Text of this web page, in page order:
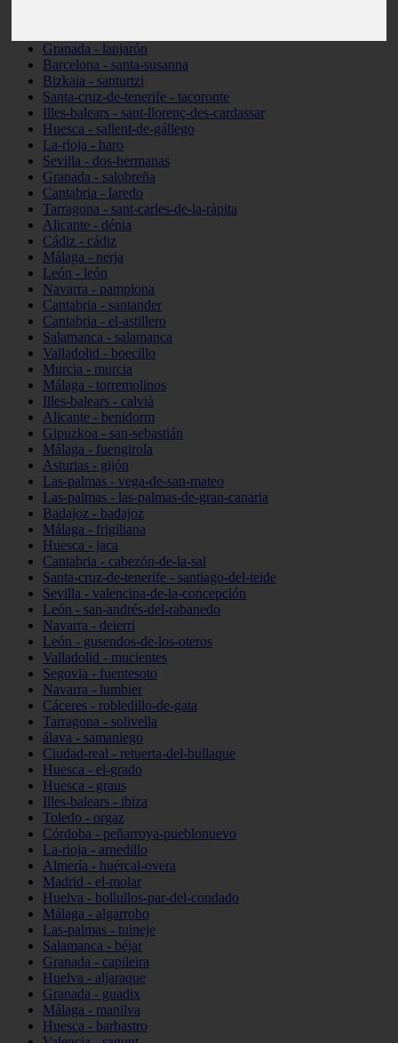
Granada - lanjarón
Barcelona - santa-susanna
Bizkaia - santurtzi
Santa-cruz-de-tenerife - tacoronte
Illes-balears - sant-llorenç-des-cardassar
Huesca - sallent-de-gállego
La-rioja - haro
Sevilla - dos-hermanas
Granada - salobreña
Cantabria - laredo
Tarragona - sant-carles-de-la-ràpita
Alicante - dénia
Cádiz - cádiz
Málaga - nerja
León - león
Navarra - pamplona
Cantabria - santander
Cantabria - el-astillero
Salamanca - salamanca
Valladolid - boecillo
Murcia - murcia
Málaga - torremolinos
Illes-balears - calvià
Alicante - benidorm
Gipuzkoa - san-sebastián
Málaga - fuengirola
Asturias - gijón
Las-palmas - vega-de-san-mateo
Las-palmas - las-palmas-de-gran-canaria
Badajoz - badajoz
Málaga - frigiliana
Huesca - jaca
Cantabria - cabezón-de-la-sal
Santa-cruz-de-tenerife - santiago-del-teide
Sevilla - valencina-de-la-concepción
León - san-andrés-del-rabanedo
Navarra - deierri
León - gusendos-de-los-oteros
Valladolid - mucientes
Segovia - fuentesoto
Navarra - lumbier
Cáceres - robledillo-de-gata
Tarragona - solivella
álava - samaniego
Ciudad-real - retuerta-del-bullaque
Huesca - el-grado
Huesca - graus
Illes-balears - ibiza
Toledo - orgaz
Córdoba - peñarroya-pueblonuevo
La-rioja - arnedillo
Almería - huércal-overa
Madrid - el-molar
Huelva - bollullos-par-del-condado
Málaga - algarrobo
Las-palmas - tuineje
Salamanca - béjar
Granada - capileira
Huelva - aljaraque
Granada - guadix
Málaga - manilva
Huesca - barbastro